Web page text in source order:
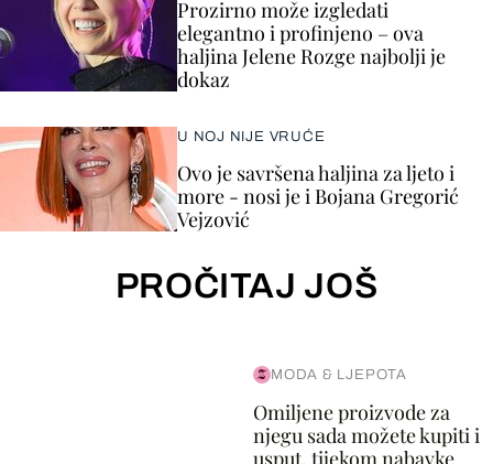
Prozirno može izgledati
elegantno i profinjeno – ova
haljina Jelene Rozge najbolji je
dokaz
U NOJ NIJE VRUĆE
Ovo je savršena haljina za ljeto i
more - nosi je i Bojana Gregorić
Vejzović
PROČITAJ JOŠ
MODA & LJEPOTA
Omiljene proizvode za
njegu sada možete kupiti i
usput, tijekom nabavke